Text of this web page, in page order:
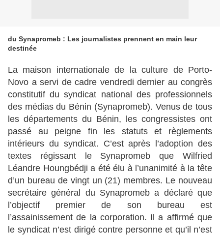
du Synapromeb : Les journalistes prennent en main leur
destinée
La maison internationale de la culture de Porto-
Novo a servi de cadre vendredi dernier au congrès
constitutif du syndicat national des professionnels
des médias du Bénin (Synapromeb). Venus de tous
les départements du Bénin, les congressistes ont
passé au peigne fin les statuts et règlements
intérieurs du syndicat. C’est après l’adoption des
textes régissant le Synapromeb que Wilfried
Léandre Houngbédji a été élu à l’unanimité à la tête
d’un bureau de vingt un (21) membres. Le nouveau
secrétaire général du Synapromeb a déclaré que
l’objectif premier de son bureau est
l’assainissement de la corporation. Il a affirmé que
le syndicat n’est dirigé contre personne et qu’il n’est